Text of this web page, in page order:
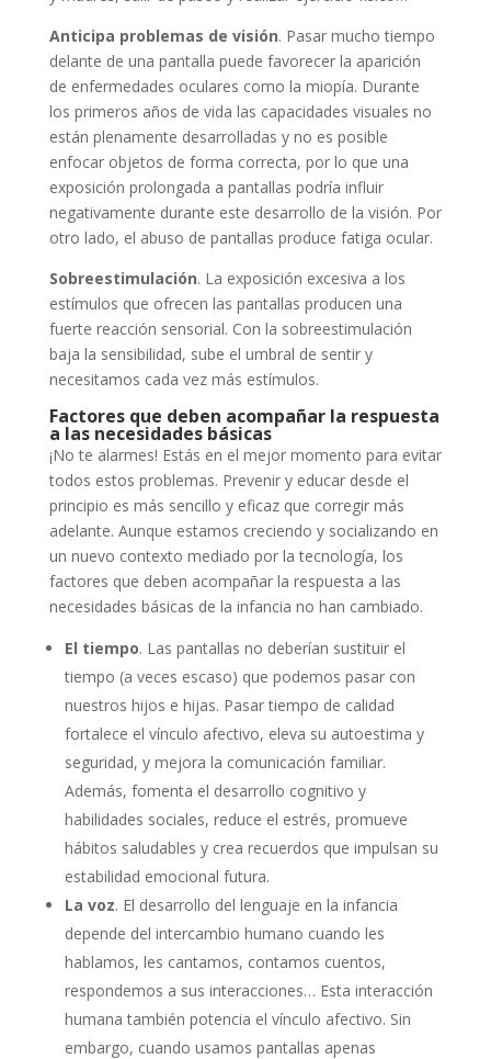
Anticipa problemas de visión. Pasar mucho tiempo
delante de una pantalla puede favorecer la aparición
de enfermedades oculares como la miopía. Durante
los primeros años de vida las capacidades visuales no
están plenamente desarrolladas y no es posible
enfocar objetos de forma correcta, por lo que una
exposición prolongada a pantallas podría influir
negativamente durante este desarrollo de la visión. Por
otro lado, el abuso de pantallas produce fatiga ocular.
Sobreestimulación. La exposición excesiva a los
estímulos que ofrecen las pantallas producen una
fuerte reacción sensorial. Con la sobreestimulación
baja la sensibilidad, sube el umbral de sentir y
necesitamos cada vez más estímulos.
Factores que deben acompañar la respuesta
a las necesidades básicas
¡No te alarmes! Estás en el mejor momento para evitar
todos estos problemas. Prevenir y educar desde el
principio es más sencillo y eficaz que corregir más
adelante. Aunque estamos creciendo y socializando en
un nuevo contexto mediado por la tecnología, los
factores que deben acompañar la respuesta a las
necesidades básicas de la infancia no han cambiado.
El tiempo. Las pantallas no deberían sustituir el
tiempo (a veces escaso) que podemos pasar con
nuestros hijos e hijas. Pasar tiempo de calidad
fortalece el vínculo afectivo, eleva su autoestima y
seguridad, y mejora la comunicación familiar.
Además, fomenta el desarrollo cognitivo y
habilidades sociales, reduce el estrés, promueve
hábitos saludables y crea recuerdos que impulsan su
estabilidad emocional futura.
La voz. El desarrollo del lenguaje en la infancia
depende del intercambio humano cuando les
hablamos, les cantamos, contamos cuentos,
respondemos a sus interacciones… Esta interacción
humana también potencia el vínculo afectivo. Sin
embargo, cuando usamos pantallas apenas